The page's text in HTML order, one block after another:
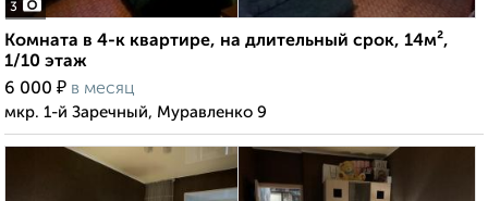
3
Комната в 4-к квартире, на длительный срок, 14м²,
1/10 этаж
6 000 ₽ в месяц
мкр. 1-й Заречный, Муравленко 9